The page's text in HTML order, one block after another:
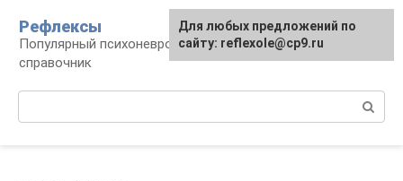
контенту
Рефлексы
Популярный психоневрологический
справочник
Для любых предложений по
сайту: reflexole@cp9.ru